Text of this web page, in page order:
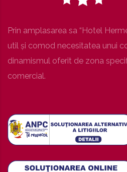
Prin amplasarea sa “Hotel
util şi comod necesitatea unui
dinamismul oferit de zona
comercial.